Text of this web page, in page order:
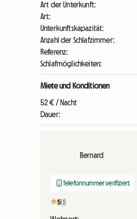
Art der Unterkunft:
Art:
Unterkunftskapazität:
Anzahl der Schlafzimmer:
Referenz:
Schlafmöglichkeiten:
Miete und Konditionen
52 € / Nacht
Dauer:
Bernard
Telefonnummer verifiziert
5(1)